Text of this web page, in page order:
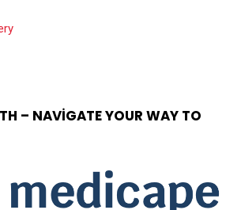
– NAVIGATE YOUR WAY TO